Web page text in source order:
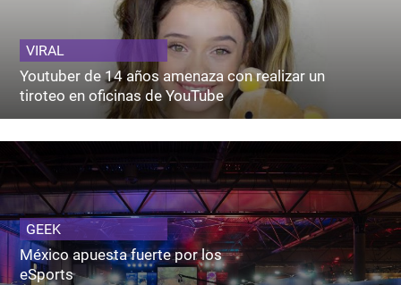
VIRAL
Youtuber de 14 años amenaza con realizar un
tiroteo en oficinas de YouTube
GEEK
México apuesta fuerte por los
eSports